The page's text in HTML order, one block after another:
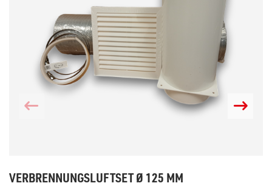
VERBRENNUNGSLUFTSET Ø 125 MM